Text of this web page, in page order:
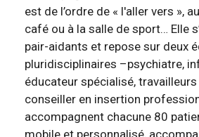
est de l’ordre de « l'aller vers »,
café ou à la salle de sport… Elle
pair-aidants et repose sur deux
pluridisciplinaires –psychiatre,
éducateur spécialisé,
conseiller en insertion
accompagnent chacune 80